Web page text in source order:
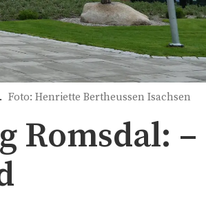
Foto: Henriette Bertheussen Isachsen
Romsdal: –